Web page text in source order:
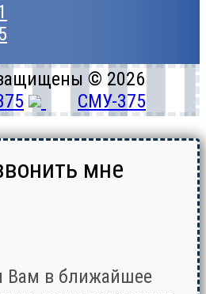
© 2026
СМУ-375
мне
Вам в ближайшее